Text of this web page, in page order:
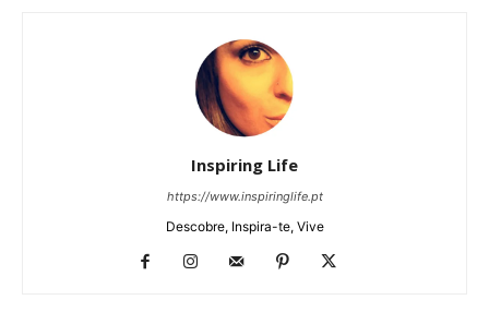
Inspiring Life
https://www.inspiringlife.pt
Descobre, Inspira-te, Vive